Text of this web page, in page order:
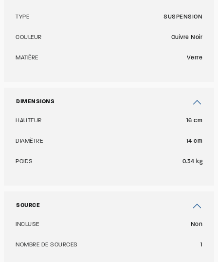
TYPE SUSPENSION
COULEUR Cuivre Noir
MATIÈRE Verre
DIMENSIONS
HAUTEUR 16 cm
DIAMÈTRE 14 cm
POIDS 0.34 kg
SOURCE
INCLUSE Non
NOMBRE DE SOURCES 1